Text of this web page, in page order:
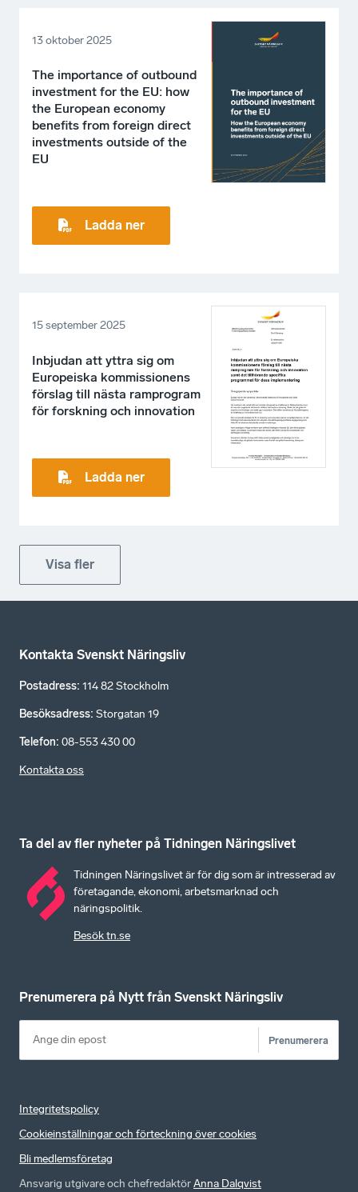
13 oktober 2025
The importance of outbound
investment for the EU: how
the European economy
benefits from foreign direct
investments outside of the
EU
Ladda ner
15 september 2025
Inbjudan att yttra sig om
Europeiska kommissionens
förslag till nästa ramprogram
för forskning och innovation
Ladda ner
Visa fler
Kontakta Svenskt Näringsliv
Postadress: 114 82 Stockholm
Besöksadress: Storgatan 19
Telefon: 08-553 430 00
Kontakta oss
Ta del av fler nyheter på Tidningen Näringslivet
Tidningen Näringslivet är för dig som är intresserad av
företagande, ekonomi, arbetsmarknad och
näringspolitik.
Besök tn.se
Prenumerera på Nytt från Svenskt Näringsliv
Prenumerera
Integritetspolicy
Cookieinställningar och förteckning över cookies
Bli medlemsföretag
Ansvarig utgivare och chefredaktörAnna Dalqvist